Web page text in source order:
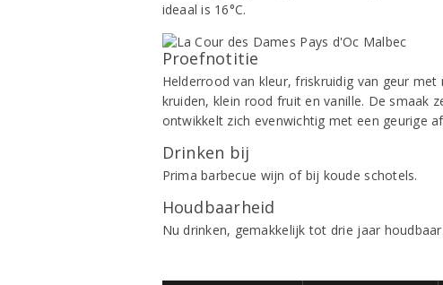
ideaal is 16°C.
Proefnotitie
Helderrood van kleur, friskruidig van geur met
kruiden, klein rood fruit en vanille. De smaak
ontwikkelt zich evenwichtig met een geurige
Drinken bij
Prima barbecue wijn of bij koude schotels.
Houdbaarheid
Nu drinken, gemakkelijk tot drie jaar houdbaar.